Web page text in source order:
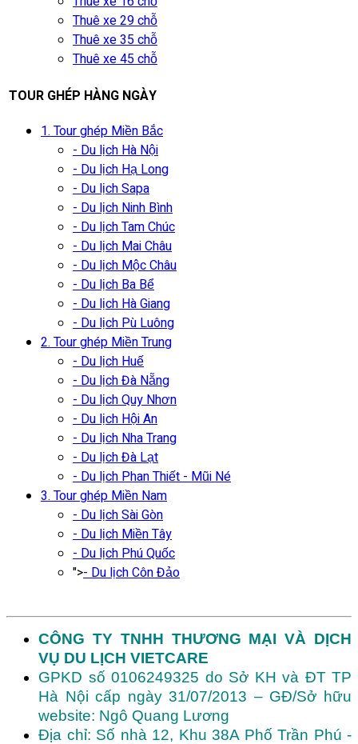
Thuê xe 29 chỗ
Thuê xe 35 chỗ
Thuê xe 45 chỗ
TOUR GHÉP HÀNG NGÀY
1. Tour ghép Miền Bắc
- Du lịch Hà Nội
- Du lịch Hạ Long
- Du lịch Sapa
- Du lịch Ninh Bình
- Du lịch Tam Chúc
- Du lịch Mai Châu
- Du lịch Mộc Châu
- Du lịch Ba Bể
- Du lịch Hà Giang
- Du lịch Pù Luông
2. Tour ghép Miền Trung
- Du lịch Huế
- Du lịch Đà Nẵng
- Du lịch Quy Nhơn
- Du lịch Hội An
- Du lịch Nha Trang
- Du lịch Đà Lạt
- Du lịch Phan Thiết - Mũi Né
3. Tour ghép Miền Nam
- Du lịch Sài Gòn
- Du lịch Miền Tây
- Du lịch Phú Quốc
">- Du lịch Côn Đảo
CÔNG TY TNHH THƯƠNG MẠI VÀ DỊCH
VỤ DU LỊCH VIETCARE
GPKD số 0106249325 do Sở KH và ĐT TP
Hà Nội cấp ngày 31/07/2013 – GĐ/Sở hữu
website: Ngô Quang Lương
Địa chỉ: Số nhà 12, Khu 38A Phố Trần Phú -